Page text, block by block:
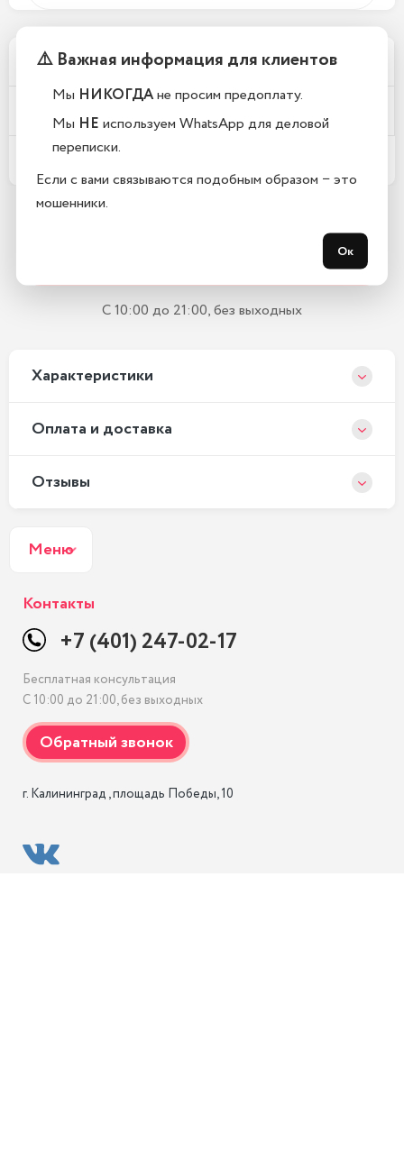
Почему у вас такие низкие цены?
Какой срок гарантии?
С 10:00 до 21:00, без выходных
Xарактеристики
Оплата и доставка
Отзывы
Меню
Контакты
+7 (401) 247-02-17
Бесплатная консультация
С 10:00 до 21:00, без выходных
г. Калининград , площадь Победы, 10
⚠️ Важная информация для клиентов
Мы НИКОГДАне просим предоплату.
Мы НЕ используем WhatsApp для деловой
переписки.
Если с вами связываются подобным образом − это
мошенники.
Ок